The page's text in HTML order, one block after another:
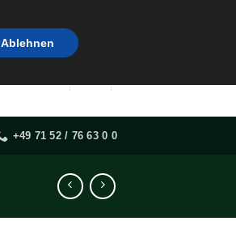
+49 71 52 / 76 63 0 0
Ablehnen